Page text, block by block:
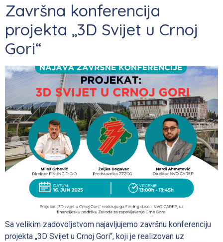
Završna konferencija
projekta „3D Svijet u Crnoj
Gori“
Sa velikim zadovoljstvom najavljujemo završnu konferenciju
projekta „3D Svijet u Crnoj Gori“, koji je realizovan uz